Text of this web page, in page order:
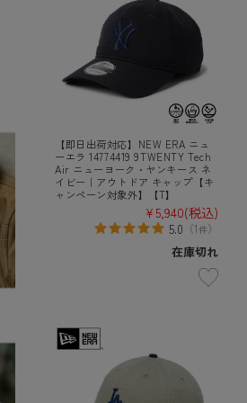
【即日出荷対応】NEW ERA ニュ
ーエラ 14774419 9TWENTY Tech
Air ニューヨーク・ヤンキース ネ
イビー｜アウトドア キャップ【キ
ャンペーン対象外】【T】
¥5,940(税込)
5.0 （1件）
在庫切れ